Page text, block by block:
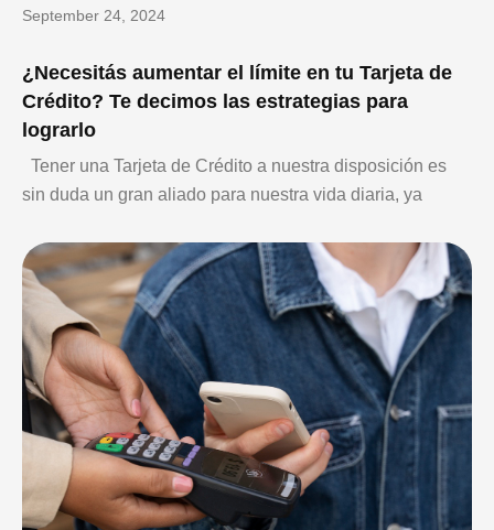
¿Necesitás aumentar el límite en tu Tarjeta de
Crédito? Te decimos las estrategias para
lograrlo
September 24, 2024
Tener una Tarjeta de Crédito a nuestra disposición es
sin duda un gran aliado para nuestra vida diaria, ya